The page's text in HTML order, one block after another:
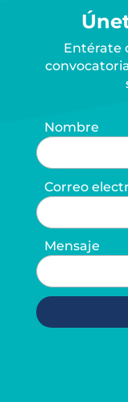
Entérate
Nombre
Correo
Mensaje